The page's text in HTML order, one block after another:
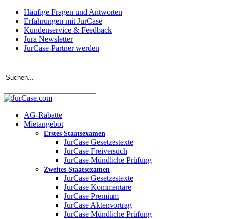
Skip
main
content
Häufige Fragen und Antworten
Erfahrungen mit JurCase
Kundenservice & Feedback
Jura Newsletter
JurCase-Partner werden
search
account
Menu
AG-Rabatte
Mietangebot
Erstes Staatsexamen
JurCase Gesetzestexte
JurCase Freiversuch
JurCase Mündliche Prüfung
Zweites Staatsexamen
JurCase Gesetzestexte
JurCase Kommentare
JurCase Premium
JurCase Aktenvortrag
JurCase Mündliche Prüfung